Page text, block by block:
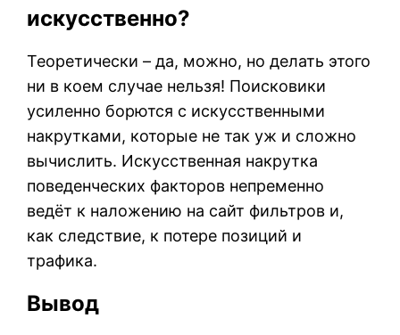
искусственно?
Теоретически – да, можно, но делать этого
ни в коем случае нельзя! Поисковики
усиленно борются с искусственными
накрутками, которые не так уж и сложно
вычислить. Искусственная накрутка
поведенческих факторов непременно
ведёт к наложению на сайт фильтров и,
как следствие, к потере позиций и
трафика.
Вывод